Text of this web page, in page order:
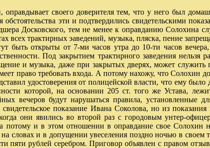
своего доверителя тем, что у него был
эти и подтвердились свидетельскими
Досковского, тем не менее к оправданию Солохина
всех трактирных эаведений, музыка, пляска, пение
открыты от 7-ми часов утра до 10-ти часов
Под закрытием трактирного заведения нельзя
и музыка, даже при закрытых дверях, может служить
требовать входа. А потому нахожу, что Солохин
удостоверения от полицейской власти, что ему
которой, на основании 205 ст. того же Устава,
вечеров будут нарушаться правила, установленные
показание Ивана Соколова, но из
они явились во второй раз с городовым унтер-
потому и в этом отношении в оправдание свое
и в допущении увеселения поздно ночью в своем
пяти рублей серебром. Приговор объявлен с правом